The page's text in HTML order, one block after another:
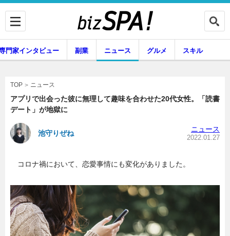
専門家インタビュー
副業 ニュース
グルメ スキル
門家インタビュー 副業 ニュース グルメ スキル
TOP ニュース
アプリで出会った彼に無理して趣味を合わせた20代女性。「読書
デート」が地獄に
池守りぜね ニュース
2022.01.27
コロナ禍において、恋愛事情にも変化がありました。